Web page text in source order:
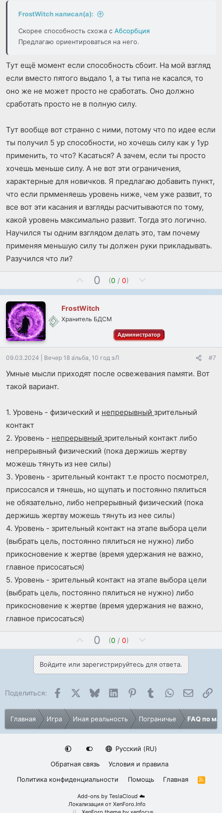
й
о
л
с
о
с
FrostWitch написал(а):
Скорее способность схожа с Абсорбция
Предлагаю ориентироваться на него.
Тут ещё момент если способность сбоит. На мой взгляд
если вместо пятого выдало 1, а ты типа не касался, то
оно же не может просто не сработать. Оно должно
сработать просто не в полную силу.
Тут вообще вот странно с ними, потому что по идее если
ты получил 5 ур способности, но хочешь силу как у 1ур
применить, то что? Касаться? А зачем, если ты просто
хочешь меньше силу. А не вот эти ограничения,
характерные для новичков. Я предлагаю добавить пункт,
что если прмменяешь уровень ниже, чем уже развит, то
все вот эти касания и взгляды расчитываются по тому,
какой уровень максимально развит. Тогда это логично.
Научился ты одним взглядом делать это, там почему
применяя меньшую силу ты должен руки прикладывать.
Разучился что ли?
о
и
т
в
н
й
л
0 (0 / 0)
е
и
в
й
л
FrostWitch
Хранитель БДСМ
Администратор
09.03.2024 Вечер 18 а́льба, 10 год эЛ #7
Умные мысли приходят после освежевания памяти. Вот
такой вариант.
1. Уровень - физический и непрерывный зрительный
контакт
2. Уровень - непрерывный зрительный контакт либо
непрерывный физический (пока держишь жертву
можешь тянуть из нее силы)
3. Уровень - зрительный контакт т.е просто посмотрел,
присосался и тянешь, но щупать и постоянно пялиться
не обязательно, либо непрерывный физический (пока
держишь жертву можешь тянуть из нее силы)
4. Уровень - зрительный контакт на этапе выбора цели
(выбрать цель, постоянно пялиться не нужно) либо
прикосновение к жертве (время удержания не важно,
главное присосаться)
5. Уровень - зрительный контакт на этапе выбора цели
(выбрать цель, постоянно пялиться не нужно) либо
прикосновение к жертве (время удержания не важно,
главное присосаться)
о
з
и
и
н
ы
й
г
л
о
с
0 (0 / 0)
е
г
а
и
н
ы
й
г
о
л
о
Войдите или зарегистрируйтесь для ответа.
Поделиться: FacebookX (Twitter)
BlueskyLinkedInPinterestTumblr WhatsApp
Главная Игра Иная реальность Пограничье FAQ по
Русский (RU)
Обратная связь
Условия и правила
Политика конфиденциальности
Помощь Главная
R
Add-ons by TeslaCloud ☁️
Локализация от XenForo.Info